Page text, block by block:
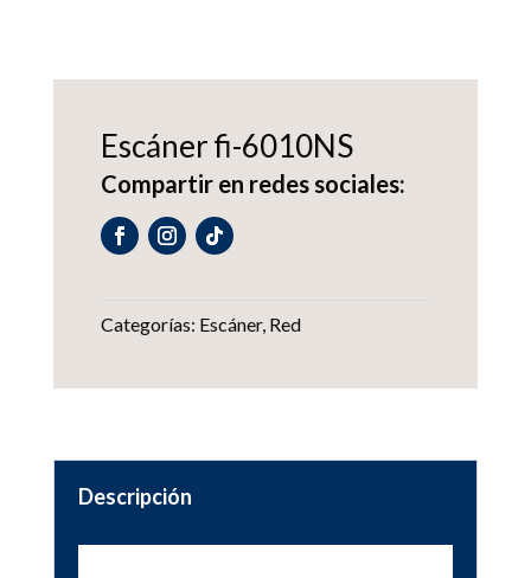
Escáner fi-6010NS
Compartir en redes sociales:
Categorías: Escáner, Red
Descripción